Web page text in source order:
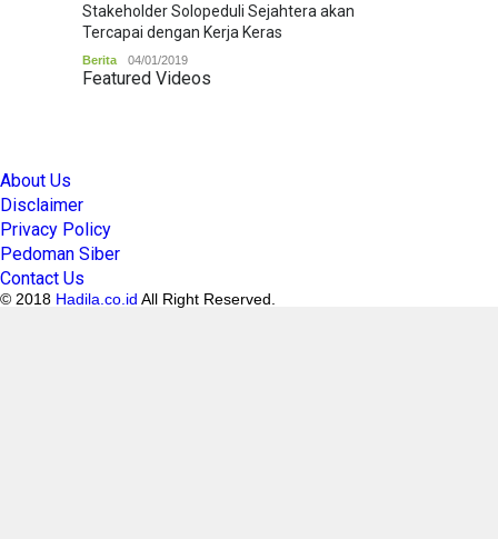
Stakeholder Solopeduli Sejahtera akan
Tercapai dengan Kerja Keras
Berita 04/01/2019
Featured Videos
About Us
Disclaimer
Privacy Policy
Pedoman Siber
Contact Us
© 2018 Hadila.co.id All Right Reserved.